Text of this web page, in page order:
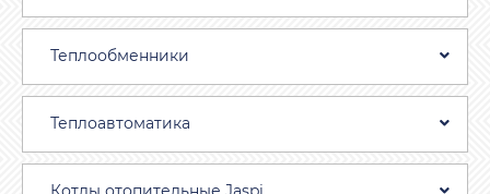
Теплообменники
Теплоавтоматика